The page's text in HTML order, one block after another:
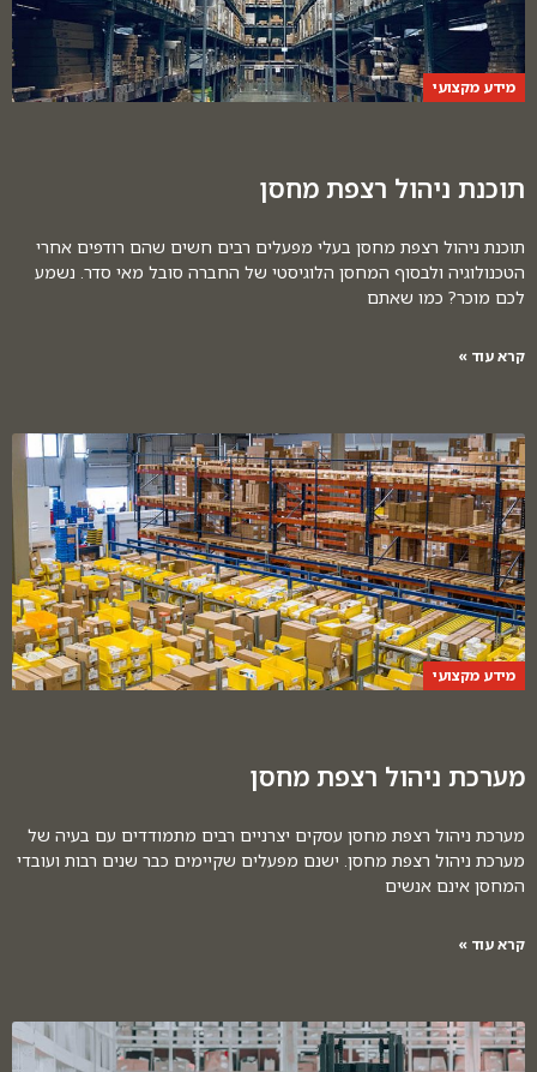
מידע מקצועי
תוכנת ניהול רצפת מחסן
תוכנת ניהול רצפת מחסן בעלי מפעלים רבים חשים שהם רודפים אחרי
הטכנולוגיה ולבסוף המחסן הלוגיסטי של החברה סובל מאי סדר. נשמע
לכם מוכר? כמו שאתם
קרא עוד »
מידע מקצועי
מערכת ניהול רצפת מחסן
מערכת ניהול רצפת מחסן עסקים יצרניים רבים מתמודדים עם בעיה של
מערכת ניהול רצפת מחסן. ישנם מפעלים שקיימים כבר שנים רבות ועובדי
המחסן אינם אנשים
קרא עוד »